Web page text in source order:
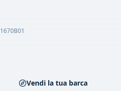
Vendi la tua barca